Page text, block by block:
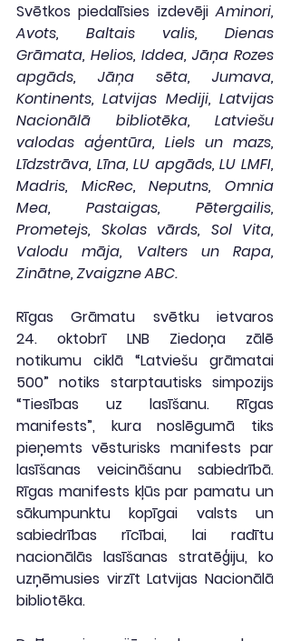
Svētkos piedalīsies izdevēji Aminori,
Avots, Baltais valis, Dienas
Grāmata, Helios, Iddea, Jāņa Rozes
apgāds, Jāņa sēta, Jumava,
Kontinents, Latvijas Mediji, Latvijas
Nacionālā bibliotēka, Latviešu
valodas aģentūra, Liels un mazs,
Līdzstrāva, Līna, LU apgāds, LU LMFI,
Madris, MicRec, Neputns, Omnia
Mea, Pastaigas, Pētergailis,
Prometejs, Skolas vārds, Sol Vita,
Valodu māja, Valters un Rapa,
Zinātne, Zvaigzne ABC.
Rīgas Grāmatu svētku ietvaros
24. oktobrī LNB Ziedoņa zālē
notikumu ciklā “Latviešu grāmatai
500” notiks starptautisks simpozijs
“Tiesības uz lasīšanu. Rīgas
manifests”, kura noslēgumā tiks
pieņemts vēsturisks manifests par
lasīšanas veicināšanu sabiedrībā.
Rīgas manifests kļūs par pamatu un
sākumpunktu kopīgai valsts un
sabiedrības rīcībai, lai radītu
nacionālās lasīšanas stratēģiju, ko
uzņēmusies virzīt Latvijas Nacionālā
bibliotēka.